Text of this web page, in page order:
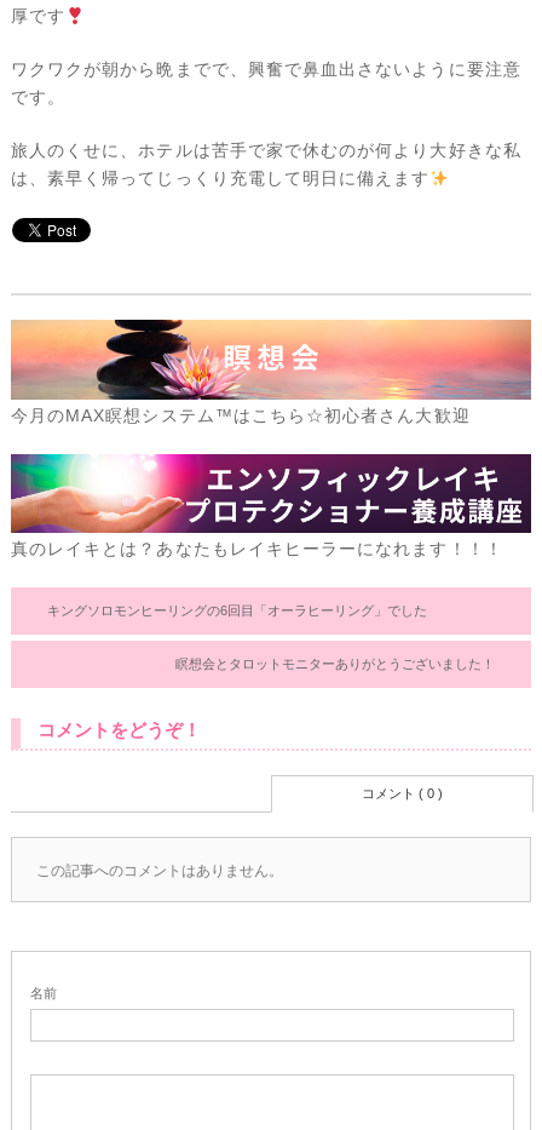
厚です
ワクワクが朝から晩までで、興奮で鼻血出さないように要注意
です。
旅人のくせに、ホテルは苦手で家で休むのが何より大好きな私
は、素早く帰ってじっくり充電して明日に備えます
今月のMAX瞑想システム™はこちら☆初心者さん大歓迎
真のレイキとは？あなたもレイキヒーラーになれます！！！
キングソロモンヒーリングの6回目「オーラヒーリング」でした
瞑想会とタロットモニターありがとうございました！
コメントをどうぞ！
コメント ( 0 )
この記事へのコメントはありません。
名前